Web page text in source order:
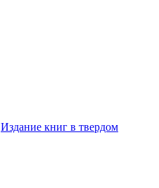
Издание книг в твердом